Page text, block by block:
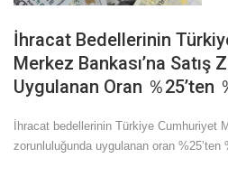
CENTRUM AKADEMİ
CENTRUM TV
İhracat Bedellerinin
Merkez Bankası’na Satış
Uygulanan Oran ％25’ten
İhracat bedellerinin Türkiye Cumhuriyet
zorunluluğunda uygulanan oran %25’ten